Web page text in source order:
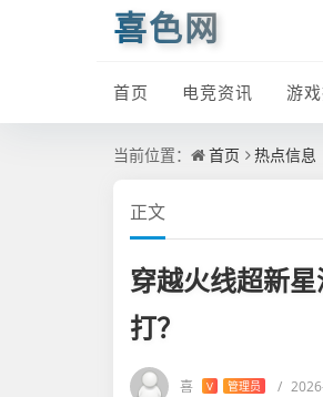
喜色网
首页 电竞资讯 游
当前位置： 首页 热点信息
正文
穿越火线超新
打？
喜 V 管理员 /